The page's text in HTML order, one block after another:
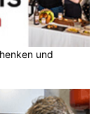
und